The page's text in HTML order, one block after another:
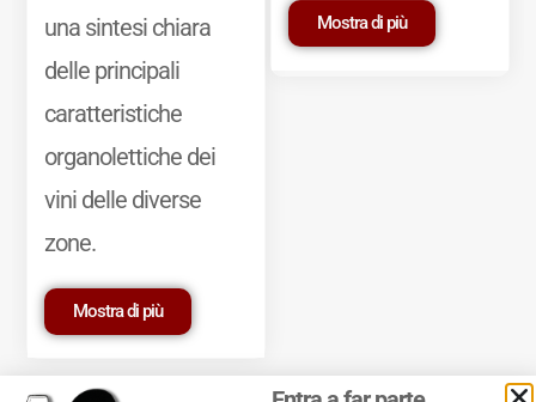
una sintesi chiara
delle principali
caratteristiche
organolettiche dei
vini delle diverse
zone.
Mostra di più
Mostra di più